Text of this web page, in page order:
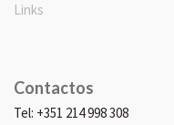
Links
Contactos
Tel: +351 214 998 308